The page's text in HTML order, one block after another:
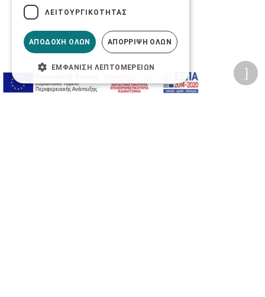
ΛΕΙΤΟΥΡΓΙΚΌΤΗΤΑΣ
ΑΠΟΔΟΧΉ ΌΛΩΝ ΑΠΌΡΡΙΨΗ ΌΛΩΝ
ΕΜΦΆΝΙΣΗ ΛΕΠΤΟΜΕΡΕΙΏΝ